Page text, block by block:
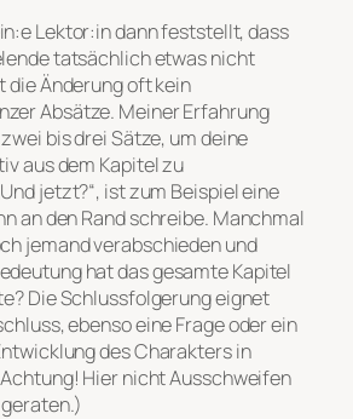
Lektor:in dann feststellt, dass
tatsächlich etwas nicht
Änderung oft kein
Absätze. Meiner Erfahrung
bis drei Sätze, um deine
aus dem Kapitel zu
jetzt?“, ist zum Beispiel eine
an den Rand schreibe. Manchmal
jemand verabschieden und
hat das gesamte Kapitel
Die Schlussfolgerung eignet
ebenso eine Frage oder ein
des Charakters in
Hier nicht Ausschweifen